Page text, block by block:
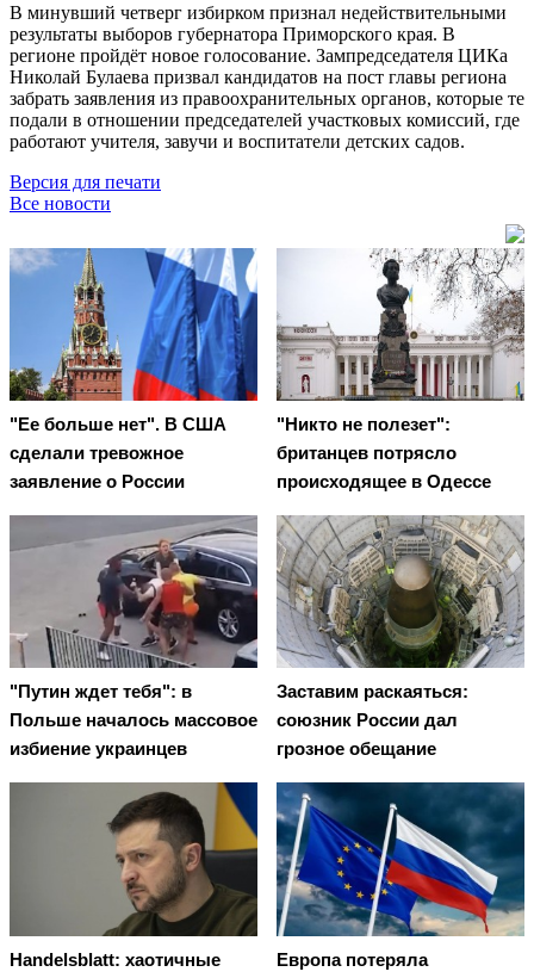
В минувший четверг избирком признал недействительными
результаты выборов губернатора Приморского края. В
регионе пройдёт новое голосование. Зампредседателя ЦИКа
Николай Булаева призвал кандидатов на пост главы региона
забрать заявления из правоохранительных органов, которые те
подали в отношении председателей участковых комиссий, где
работают учителя, завучи и воспитатели детских садов.
Версия для печати
Все новости
"Ее больше нет". В США
сделали тревожное
заявление о России
"Никто не полезет":
британцев потрясло
происходящее в Одессе
"Путин ждет тебя": в
Польше началось массовое
избиение украинцев
Заставим раскаяться:
союзник России дал
грозное обещание
Handelsblatt: хаотичные
Европа потеряла